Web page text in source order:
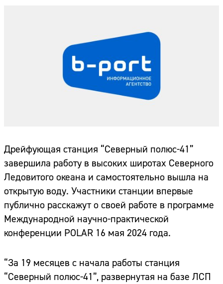
Дрейфующая станция “Северный полюс-41”
завершила работу в высоких широтах Северного
Ледовитого океана и самостоятельно вышла на
открытую воду. Участники станции впервые
публично расскажут о своей работе в программе
Международной научно-практической
конференции POLAR 16 мая 2024 года.
“За 19 месяцев с начала работы станция
“Северный полюс-41”, развернутая на базе ЛСП